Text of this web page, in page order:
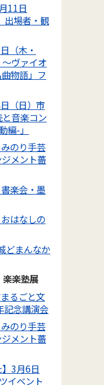
11日
出場者・観
（木・
ヴァイオ
物語」フ
（日）市
音楽コン
編-」
のり手芸
メント薔
楽会・墨
はなしの
どまんなか
楽楽塾展
るごと文
記念講演会
のり手芸
メント薔
】3月6日
イベント